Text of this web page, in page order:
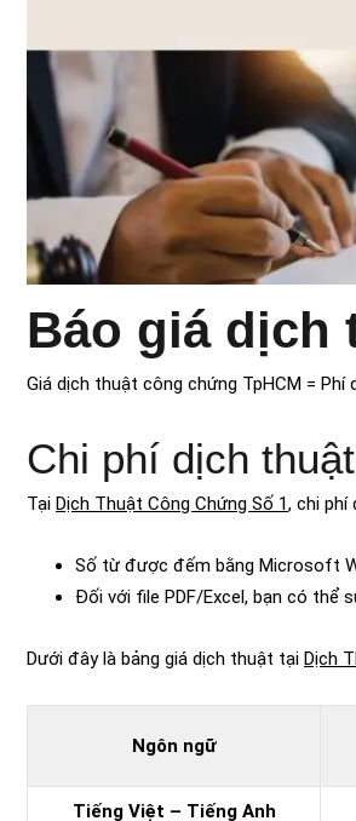
Báo giá dịch
Giá dịch thuật công chứng TpHCM = Phí
Chi phí dịch
Tại Dịch Thuật Công Chứng Số 1, chi
Số từ được đếm bằng Microsoft
Đối với file PDF/Excel, bạn có thể
Dưới đây là bảng giá dịch thuật tại Dịch
Ngôn ngữ
Tiếng Việt – Tiếng Anh